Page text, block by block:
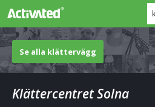
Se alla klättervägg
Klättercentret Solna